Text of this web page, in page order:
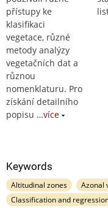
přístupy ke
klasifikaci
vegetace, různé
metody analýzy
vegetačních dat a
různou
nomenklaturu. Pro
získání detailního
popisu …více
Keywords
Altitudinal zones
Azonal
Classification and